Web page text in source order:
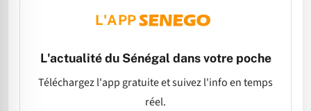
L'APP
L'actualité du Sénégal dans votre poche
Téléchargez l'app gratuite et suivez l'info en temps
réel.